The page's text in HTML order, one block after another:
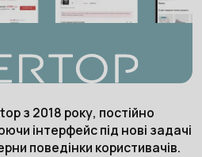
з 2018 року, постійно
інтерфейс під нові задачі
поведінки користивачів.